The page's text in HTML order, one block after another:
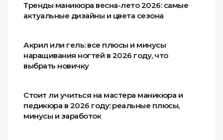
Тренды маникюра весна-лето 2026: самые
актуальные дизайны и цвета сезона
Акрил или гель: все плюсы и минусы
наращивания ногтей в 2026 году, что
выбрать новичку
Стоит ли учиться на мастера маникюра и
педикюра в 2026 году: реальные плюсы,
минусы и заработок